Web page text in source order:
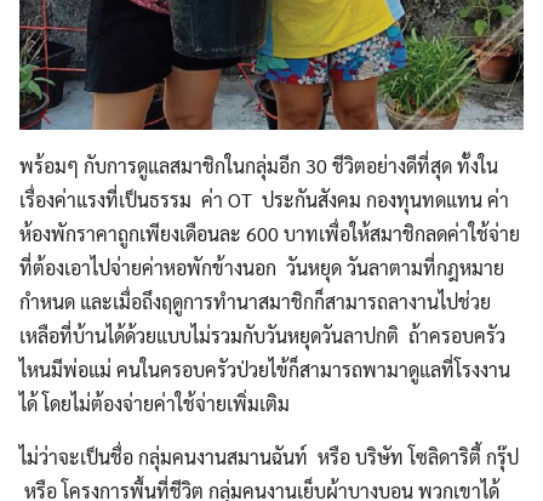
พร้อมๆ กับการดูแลสมาชิกในกลุ่มอีก 30 ชีวิตอย่างดีที่สุด ทั้งใน
เรื่องค่าแรงที่เป็นธรรม ค่า OT ประกันสังคม กองทุนทดแทน ค่า
ห้องพักราคาถูกเพียงเดือนละ 600 บาทเพื่อให้สมาชิกลดค่าใช้จ่าย
ที่ต้องเอาไปจ่ายค่าหอพักข้างนอก วันหยุด วันลาตามที่กฎหมาย
กำหนด และเมื่อถึงฤดูการทำนาสมาชิกก็สามารถลางานไปช่วย
เหลือที่บ้านได้ด้วยแบบไม่รวมกับวันหยุดวันลาปกติ ถ้าครอบครัว
ไหนมีพ่อแม่ คนในครอบครัวป่วยไข้ก็สามารถพามาดูแลที่โรงงาน
ได้ โดยไม่ต้องจ่ายค่าใช้จ่ายเพิ่มเติม
ไม่ว่าจะเป็นชื่อ กลุ่มคนงานสมานฉันท์ หรือ บริษัท โซลิดาริตี้ กรุ๊ป
หรือ โครงการพื้นที่ชีวิต กลุ่มคนงานเย็บผ้าบางบอน พวกเขาได้